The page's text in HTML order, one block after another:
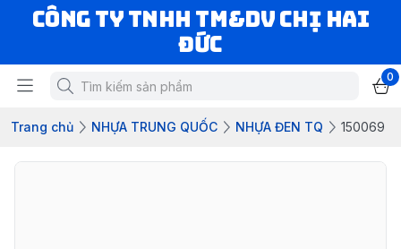
CÔNG TY TNHH TM&DV CHỊ HAI
ĐỨC
0
Trang chủ NHỰA TRUNG QUỐC NHỰA ĐEN TQ 150069